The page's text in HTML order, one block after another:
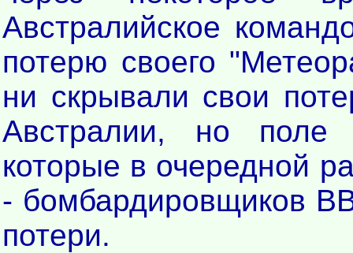
Австралийское
потерю своего
ни скрывали свои
Австралии, но
которые в очередной
- бомбардировщиков
потери.